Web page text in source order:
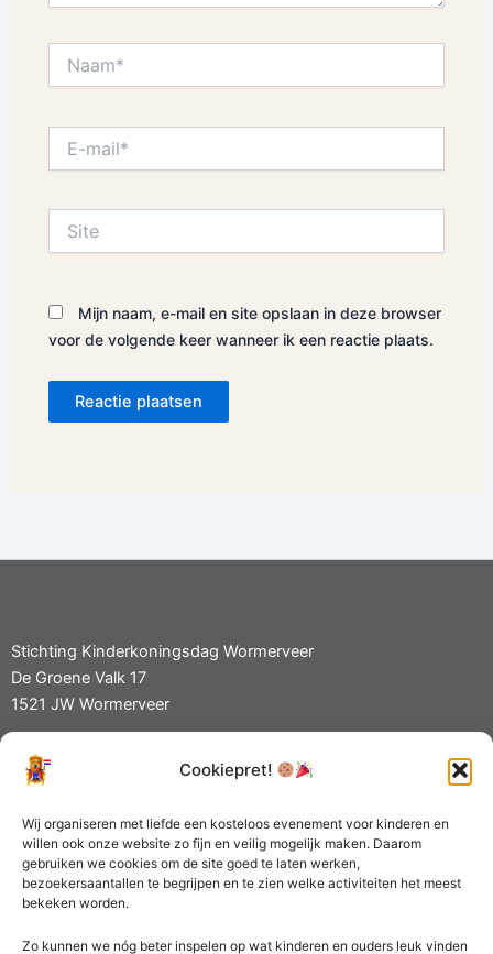
Cookiepret!
Wij organiseren met liefde een kosteloos evenement voor kinderen en
willen ook onze website zo fijn en veilig mogelijk maken. Daarom
gebruiken we cookies om de site goed te laten werken,
bezoekersaantallen te begrijpen en te zien welke activiteiten het meest
bekeken worden.
Zo kunnen we nóg beter inspelen op wat kinderen en ouders leuk vinden
mail*
Mijn naam, e-mail en site opslaan in deze browser
voor de volgende keer wanneer ik een reactie plaats.
Stichting Kinderkoningsdag Wormerveer
De Groene Valk 17
1521 JW Wormerveer
KvK 70680329